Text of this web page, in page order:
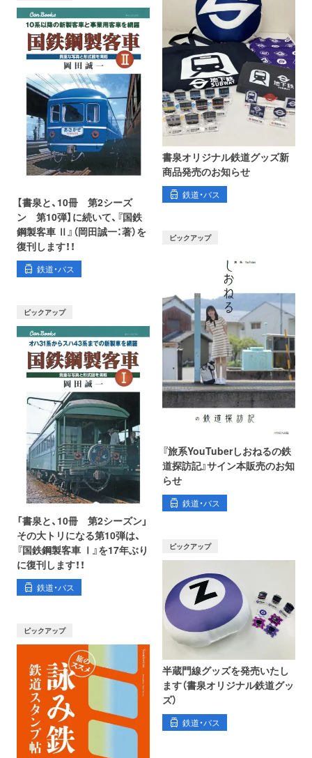
【書泉と、10冊 第2シーズ
ン 第10弾】に続いて、『国鉄
鋼製客車 Ⅱ』（岡田誠一：著）を
復刊します！！
鉄道・バス
書泉オリジナル鉄道グッズ新
商品発売のお知らせ
鉄道・バス
ピックアップ
「書泉と、10冊 第2シーズン」
その大トリになる第10弾は、
『国鉄鋼製客車 Ⅰ』を17年ぶり
に復刊します！！
鉄道・バス
ピックアップ
『旅系YouTuberしおねるの鉄
道探訪記』サイン本販売のお知
らせ
鉄道・バス
ピックアップ
ピックアップ
半蔵門線グッズを発売いたし
ます（書泉オリジナル鉄道グッ
ズ）
鉄道・バス